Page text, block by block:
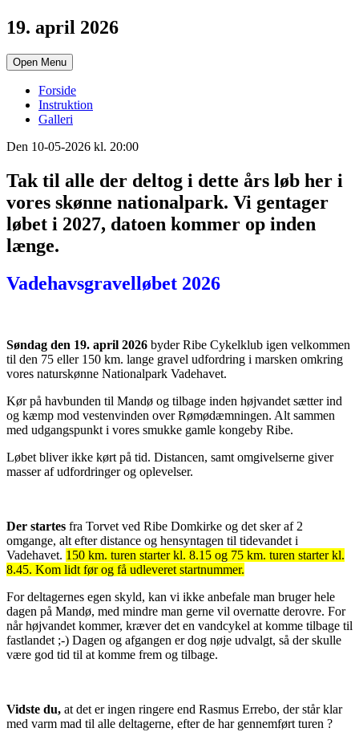
19. april 2026
Open Menu
Forside
Instruktion
Galleri
Den 10-05-2026 kl. 20:00
Tak til alle der deltog i dette års løb her i
vores skønne nationalpark. Vi gentager
løbet i 2027, datoen kommer op inden
længe.
Vadehavsgravelløbet 2026
Søndag den 19. april 2026 byder Ribe Cykelklub igen velkommen
til den 75 eller 150 km. lange gravel udfordring i marsken omkring
vores naturskønne Nationalpark Vadehavet.
Kør på havbunden til Mandø og tilbage inden højvandet sætter ind
og kæmp mod vestenvinden over Rømødæmningen. Alt sammen
med udgangspunkt i vores smukke gamle kongeby Ribe.
Løbet bliver ikke kørt på tid. Distancen, samt omgivelserne giver
masser af udfordringer og oplevelser.
Der startes fra Torvet ved Ribe Domkirke og det sker af 2
omgange, alt efter distance og hensyntagen til tidevandet i
Vadehavet. 150 km. turen starter kl. 8.15 og 75 km. turen starter kl.
8.45. Kom lidt før og få udleveret startnummer.
For deltagernes egen skyld, kan vi ikke anbefale man bruger hele
dagen på Mandø, med mindre man gerne vil overnatte derovre. For
når højvandet kommer, kræver det en vandcykel at komme tilbage til
fastlandet ;-) Dagen og afgangen er dog nøje udvalgt, så der skulle
være god tid til at komme frem og tilbage.
Vidste du, at det er ingen ringere end Rasmus Errebo, der står klar
med varm mad til alle deltagerne, efter de har gennemført turen ?